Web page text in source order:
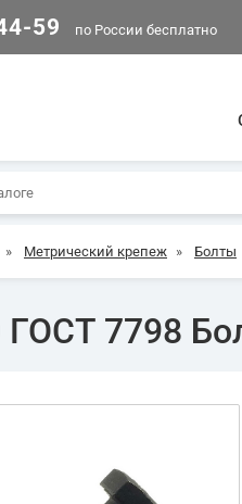
59 по России бесплатно
» Метрический крепеж » Болты
7798